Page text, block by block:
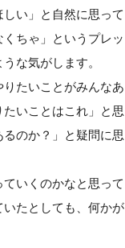
い」と自然に思って
ちゃ」というプレッ
な気がします。
たいことがみんなあ
いことはこれ」と思
のか？」と疑問に思
いくのかなと思って
たとしても、何かが